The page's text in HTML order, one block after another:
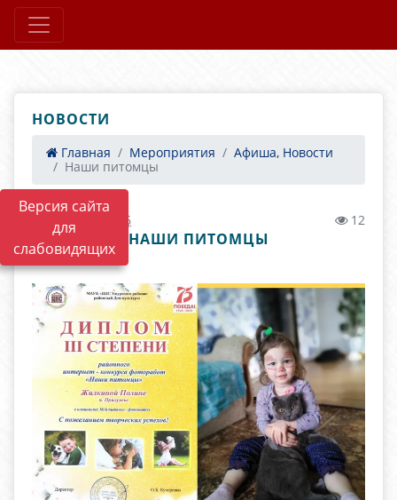
Версия сайта
для
слабовидящих
НОВОСТИ
Главная Мероприятия
Афиша, Новости
Наши питомцы
02.11.2020 20:36 12
НАШИ ПИТОМЦЫ